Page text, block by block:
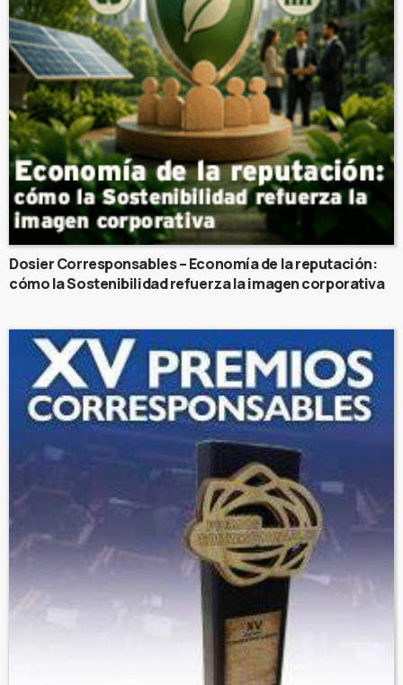
Dosier Corresponsables – Economía de la reputación:
cómo la Sostenibilidad refuerza la imagen corporativa